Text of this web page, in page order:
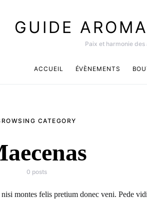
GUIDE
Paix et harmonie des
ACCUEIL ÉVÈNEMENTS
CATEGORY
0 posts
montes felis pretium donec veni. Pede